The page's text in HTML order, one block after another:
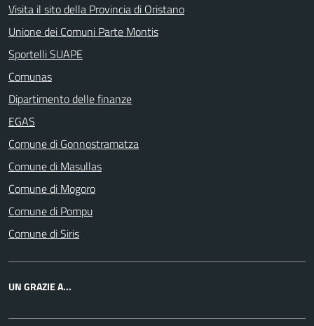
Visita il sito della Provincia di Oristano
Unione dei Comuni Parte Montis
Sportelli SUAPE
Comunas
Dipartimento delle finanze
EGAS
Comune di Gonnostramatza
Comune di Masullas
Comune di Mogoro
Comune di Pompu
Comune di Siris
UN GRAZIE A...